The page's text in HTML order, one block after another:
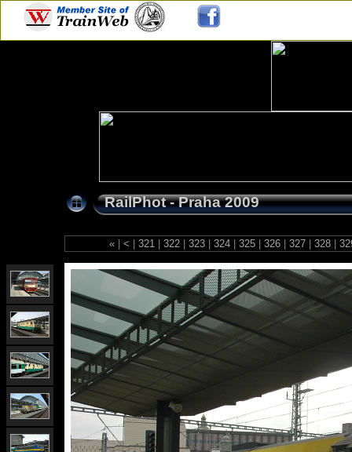
RailPhot - Praha 2009
« < 321 322 323 324 325 326 327 328